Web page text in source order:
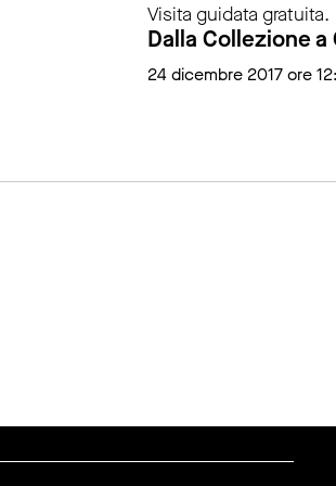
Visita guidata gratuita.
Dalla Collezione a
24 dicembre 2017 ore